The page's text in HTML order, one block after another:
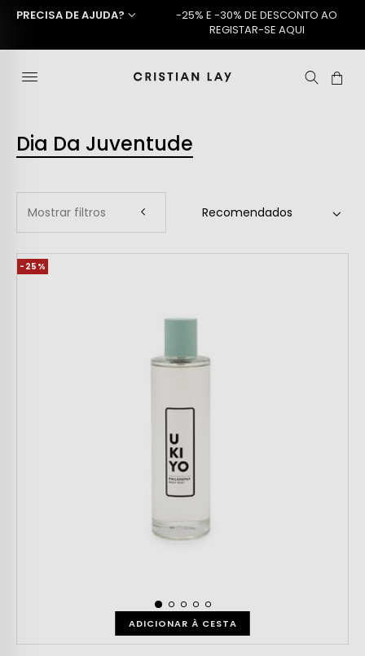
PRECISA DE AJUDA?
-25% E -30% DE DESCONTO AO
REGISTAR-SE AQUI
Dia Da Juventude
Mostrar filtros
-25%
ADICIONAR À CESTA